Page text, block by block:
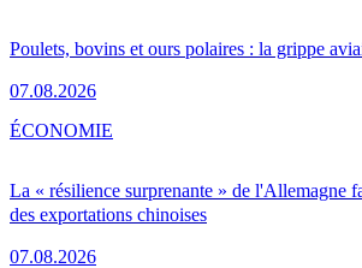
Poulets, bovins et ours polaires : la grippe
07.08.2026
La « résilience surprenante » de l'Allemagne
des exportations chinoises
07.08.2026
ÉCONOMIE